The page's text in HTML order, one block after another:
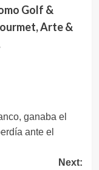
Golf &
Arte &
ganaba el
ante el
Next: